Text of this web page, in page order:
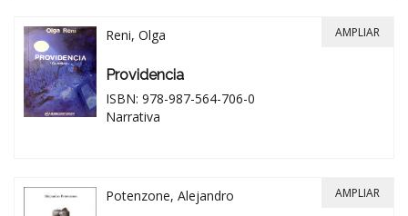
Reni, Olga
Providencia
ISBN: 978-987-564-706-0
Narrativa
AMPLIAR
Potenzone, Alejandro AMPLIAR